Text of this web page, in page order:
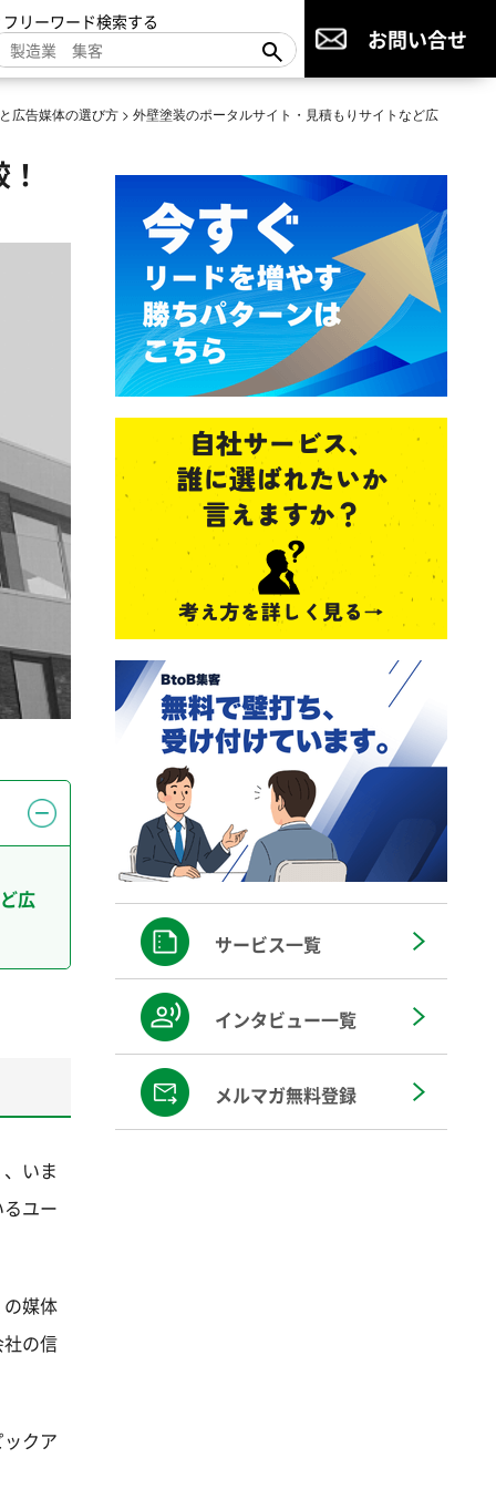
リーワード検索する
お問い合せ
広告媒体の選び方 > 外壁塗装のポータルサイト・見積もりサイトなど広
広
いま
ユー
媒体
の信
クア
サービス一覧
インタビュー一覧
メルマガ無料登録